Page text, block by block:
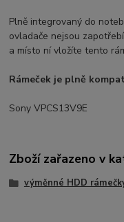
Plně integrovaný do
ovladače nejsou
a místo ní vložíte tento
Rámeček je plně
Sony VPCS13V9E
Zboží zařazeno v
výměnné HDD